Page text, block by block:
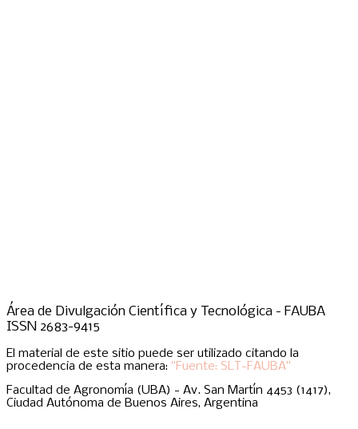
Área de Divulgación Científica y Tecnológica - FAUBA
ISSN 2683-9415
El material de este sitio puede ser utilizado citando la
procedencia de esta manera: "Fuente: SLT-FAUBA"
Facultad de Agronomía (UBA) - Av. San Martín 4453 (1417),
Ciudad Autónoma de Buenos Aires, Argentina